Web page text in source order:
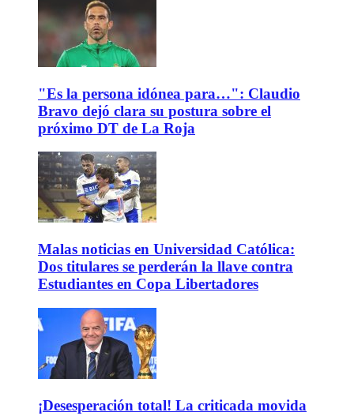
"Es la persona idónea para…": Claudio
Bravo dejó clara su postura sobre el
próximo DT de La Roja
Malas noticias en Universidad Católica:
Dos titulares se perderán la llave contra
Estudiantes en Copa Libertadores
¡Desesperación total! La criticada movida